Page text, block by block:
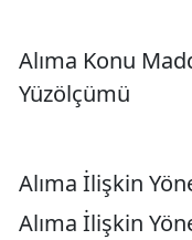
Alıma Konu
Yüzölçümü
Alıma İlişkin
Alıma İlişkin